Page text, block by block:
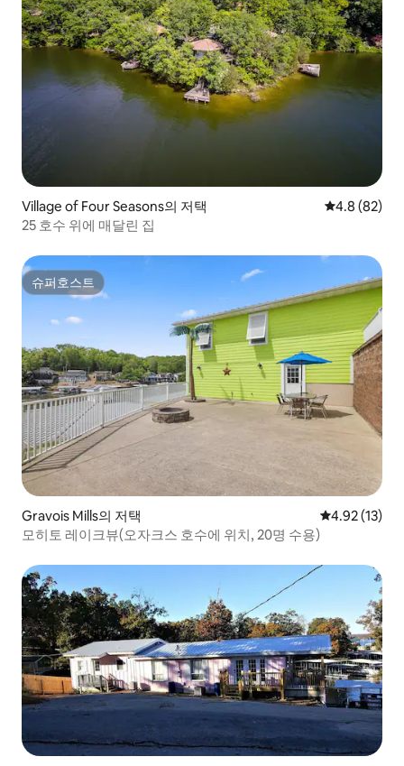
Village of Four Seasons의 저택 평점 4.8점(5
4.8 (82)
25 호수 위에 매달린 집
슈퍼호스트
슈퍼호스트
Gravois Mills의 저택 평점 4.92점
4.92 (13)
모히토 레이크뷰(오자크스 호수에 위치, 20명 수용)